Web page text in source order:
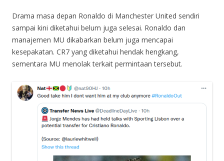
Drama masa depan Ronaldo di Manchester United sendiri
sampai kini diketahui belum juga selesai. Ronaldo dan
manajemen MU dikabarkan belum juga mencapai
kesepakatan. CR7 yang diketahui hendak hengkang,
sementara MU menolak terkait permintaan tersebut.